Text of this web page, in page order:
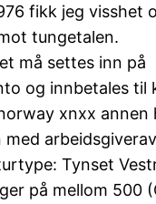
fikk jeg visshet
tungetalen.
må settes inn på
og innbetales til
xnxx annen
med
Tynset
på mellom 500